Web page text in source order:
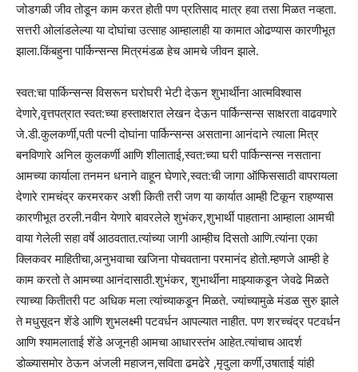
जोडगळी जीव तोडून काम करत होती पण प्रतिसाद मात्र हवा तसा मिळत नव्हता.
सत्तरी ओलांडलेल्या या दोघांचा उत्साह आम्हालाही या कामात ओढण्यास कारणीभूत
झाला.किंबहुना पार्किन्सन्स मित्रमंडळ हेच आमचे जीवन झाले.
स्वत:चा पार्किन्सन्स विसरून घरोघरी भेटी देऊन शुभार्थीना आत्मविश्वास
देणारे,वृत्तपत्रात स्वत:च्या हस्ताक्षरात लेखन देऊन पार्किन्सन्स साक्षरता वाढवणारे
जे.डी.कुलकर्णी,पती पत्नी दोघांना पार्किन्सन्स असताना आनंदाने त्याला मित्र
बनविणारे अनिल कुलकर्णी आणि शीलाताई,स्वत:च्या घरी पार्किन्सन्स नसताना
आमच्या कार्याला तनमन धनाने वाहून घेणारे,स्वत:ची जागा ऑफिससाठी वापरायला
देणारे रामचंद्र करमरकर अशी किती तरी जण या कार्यात आम्ही टिकून राहण्यास
कारणीभूत ठरली.नवीन येणारे बावरलेले शुभंकर,शुभार्थी पाहताना आम्हाला आमची
वाया गेलेली सहा वर्षे आठवतात.त्यांच्या जागी आम्हीच दिसतो आणि.त्यांना एका
क्लिकवर माहितीचा,अनुभवाचा खजिना पोचवताना परमानंद होतो.म्हणजे आम्ही हे
काम करतो ते आमच्या आनंदासाठी.शुभंकर, शुभार्थीना माझ्याकडून जेवढे मिळते
त्याच्या कितीतरी पट अधिक मला त्यांच्याकडून मिळते. ज्यांच्यामुळे मंडळ सुरु झाले
ते मधुसूदन शेंडे आणि शुभलक्ष्मी पटवर्धन आपल्यात नाहीत. पण शरच्चंद्र पटवर्धन
आणि श्यामलाताई शेंडे अजूनही आमचा आधारस्तंभ आहेत.त्यांचाच आदर्श
डोळ्यासमोर ठेऊन अंजली महाजन,सविता ढमढेरे ,मृदुला कर्णी,उषाताई यांही